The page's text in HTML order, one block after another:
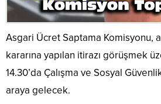
Asgari Ücret Saptama Komisyonu,
kararına yapılan itirazı görüşmek
14.30’da Çalışma ve Sosyal
araya gelecek.